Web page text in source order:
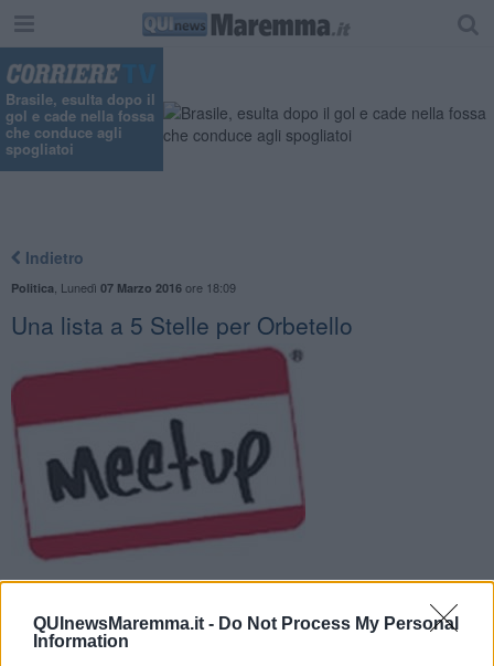
QUInewsMaremma.it - Do Not Process My Personal
Information
Brasile, esulta dopo il
gol e cade nella fossa
che conduce agli
spogliatoi
Indietro
Politica Lunedì 07 Marzo 2016ore 18:09
Una lista a 5 Stelle per Orbetello
Il candidato a sindaco è Alfredo Velasco. Il meetup della
laguna intanto si appresta alla richiesta di certificazione del
movimento nazionale